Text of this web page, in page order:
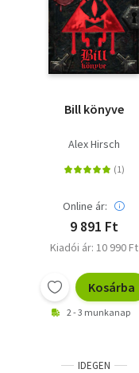
Történelem
Vallás
Bill könyve
Alex Hirsch
Online ár:
9 891 Ft
Kiadói ár: 10 990 Ft
Kosárba
2 - 3 munkanap
IDEGEN